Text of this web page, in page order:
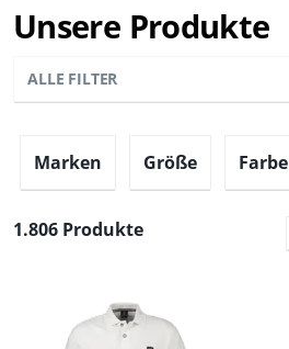
Unsere Produkte
ALLE FILTER
Marken Größe Farbe
1.806 Produkte